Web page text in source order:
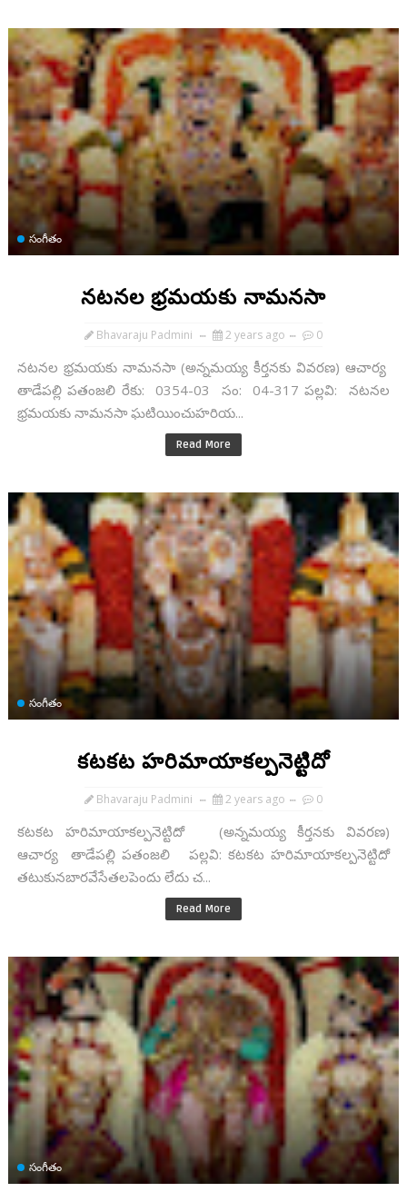
సంగీతం
నటనల భ్రమయకు నామనసా
Bhavaraju Padmini 2 years ago 0
నటనల భ్రమయకు నామనసా (అన్నమయ్య కీర్తనకు వివరణ) ఆచార్య
తాడేపల్లి పతంజలి రేకు: 0354-03 సం: 04-317 పల్లవి: నటనల
భ్రమయకు నామనసా ఘటియించుహరియ...
Read More
సంగీతం
కటకట హరిమాయాకల్పనెట్టిదో
Bhavaraju Padmini 2 years ago 0
కటకట హరిమాయాకల్పనెట్టిదో (అన్నమయ్య కీర్తనకు వివరణ)
ఆచార్య తాడేపల్లి పతంజలి పల్లవి: కటకట హరిమాయాకల్పనెట్టిదో
తటుకునబారవేసేతలపెందు లేదు చ...
Read More
సంగీతం